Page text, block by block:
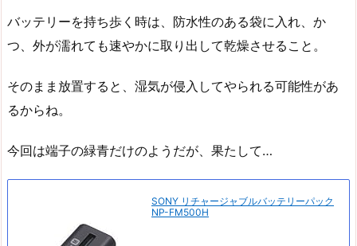
バッテリーを持ち歩く時は、防水性のある袋に入れ、か
つ、外が濡れても速やかに取り出して乾燥させること。
そのまま放置すると、湿気が侵入してやられる可能性があ
るからね。
今回は端子の緑青だけのようだが、果たして…
SONY リチャージャブルバッテリーパック
NP-FM500H